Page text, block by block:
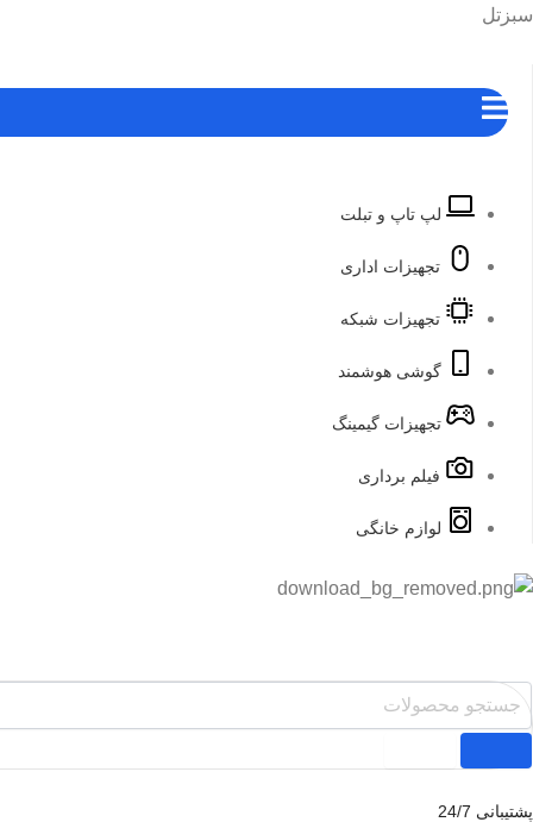
پرش
سبزتل
لپ تاپ و تبلت
تجهیزات اداری
تجهیزات شبکه
گوشی هوشمند
تجهیزات گیمینگ
فیلم برداری
لوازم خانگی
پشتیبانی 24/7
فهرست